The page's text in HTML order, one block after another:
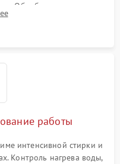
Обработка стыков
протечек воды.
работы
интенсивной стирки и
Контроль нагрева воды,